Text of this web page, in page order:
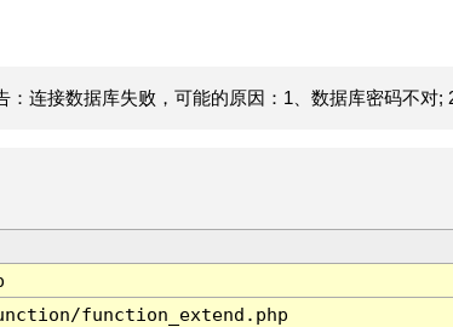
：连接数据库失败，可能的原因：1、数据库密码不对;
function_extend.php